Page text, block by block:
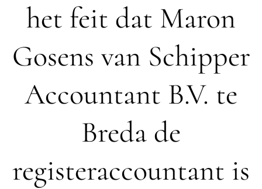
het feit dat Maron
Gosens van Schipper
Accountant B.V. te
Breda de
registeraccountant is